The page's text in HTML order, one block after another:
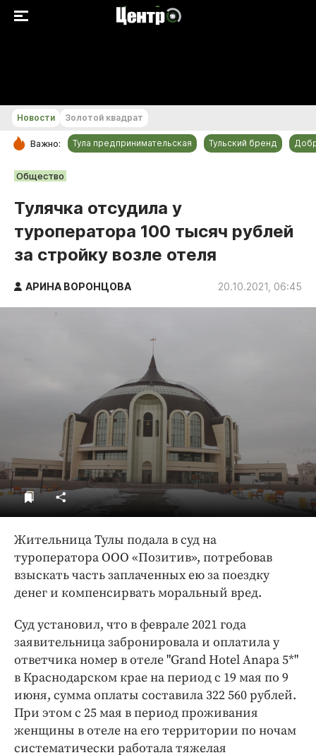
РУБРИКИ
Происшествия
Спорт
Тульский бренд
Тула предпринимательская
Новости Золотой квадрат
Важно: Тула предпринимательская Тульский бренд
Общество
Тулячка отсудила у
туроператора 100 тысяч рублей
за стройку возле отеля
АРИНА ВОРОНЦОВА 20.10.2021, 06:45
Жительница Тулы подала в суд на
туроператора ООО «Позитив», потребовав
взыскать часть заплаченных ею за поездку
денег и компенсирвать моральный вред.
Суд установил, что в феврале 2021 года
заявительница забронировала и оплатила у
ответчика номер в отеле "Grand Hotel Anapa 5*"
в Краснодарском крае на период с 19 мая по 9
июня, сумма оплаты составила 322 560 рублей.
При этом с 25 мая в период проживания
женщины в отеле на его территории по ночам
систематически работала тяжелая